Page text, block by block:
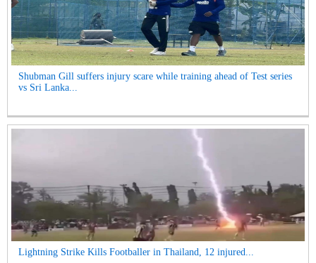
Shubman Gill suffers injury scare while training ahead of Test series
vs Sri Lanka...
Lightning Strike Kills Footballer in Thailand, 12 injured...